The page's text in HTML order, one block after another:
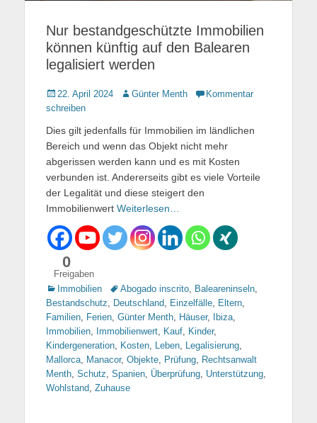
Nur bestandgeschützte Immobilien
können künftig auf den Balearen
legalisiert werden
Gepostet
am
22. April 2024 AutorGünter Menth
Kommentar
schreiben
Dies gilt jedenfalls für Immobilien im ländlichen
Bereich und wenn das Objekt nicht mehr
abgerissen werden kann und es mit Kosten
verbunden ist. Andererseits gibt es viele Vorteile
der Legalität und diese steigert den
Immobilienwert Weiterlesen…
0
Freigaben
Kategorien
Immobilien TagsAbogado inscrito Baleareninseln
Bestandschutz
Deutschland Einzelfälle Eltern
Familien Ferien Günter Menth Häuser, Ibiza
Immobilien Immobilienwert Kauf Kinder,
Kindergeneration Kosten Leben Legalisierung
Mallorca Manacor, Objekte Prüfung Rechtsanwalt
Menth Schutz Spanien Überprüfung Unterstützung
Wohlstand Zuhause